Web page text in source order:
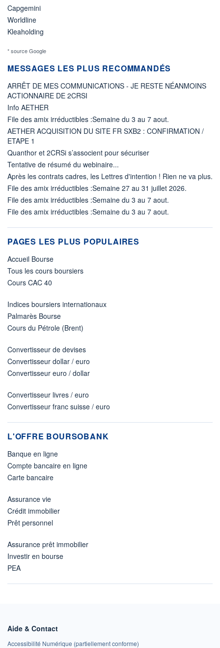
Capgemini
Worldline
Kleaholding
* source Google
MESSAGES LES PLUS RECOMMANDÉS
ARRÊT DE MES COMMUNICATIONS - JE RESTE NÉANMOINS
ACTIONNAIRE DE 2CRSI
Info AETHER
File des amix irréductibles :Semaine du 3 au 7 aout.
AETHER ACQUISITION DU SITE FR SXB2 : CONFIRMATION /
ETAPE 1
Quanthor et 2CRSi s’associent pour sécuriser
Tentative de résumé du webinaire...
Après les contrats cadres, les Lettres d'intention ! Rien ne va plus.
File des amix irréductibles :Semaine 27 au 31 juillet 2026.
File des amix irréductibles :Semaine du 3 au 7 aout.
File des amix irréductibles :Semaine du 3 au 7 aout.
PAGES LES PLUS POPULAIRES
Accueil Bourse
Tous les cours boursiers
Cours CAC 40
Indices boursiers internationaux
Palmarès Bourse
Cours du Pétrole (Brent)
Convertisseur de devises
Convertisseur dollar / euro
Convertisseur euro / dollar
Convertisseur livres / euro
Convertisseur franc suisse / euro
L'OFFRE BOURSOBANK
Banque en ligne
Compte bancaire en ligne
Carte bancaire
Assurance vie
Crédit immobilier
Prêt personnel
Assurance prêt immobilier
Investir en bourse
PEA
Aide & Contact
Accessibilité Numérique (partiellement conforme)